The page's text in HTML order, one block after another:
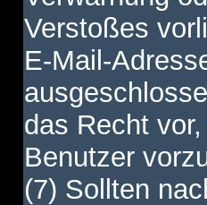
Verstoßes
E-Mail-
das Recht
Benutzer
(7) Sollten